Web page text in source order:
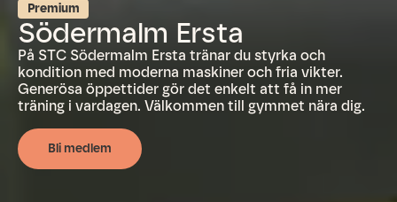
Premium
Södermalm Ersta
På STC Södermalm Ersta tränar du styrka och
kondition med moderna maskiner och fria vikter.
Generösa öppettider gör det enkelt att få in mer
träning i vardagen. Välkommen till gymmet nära dig.
Bli medlem